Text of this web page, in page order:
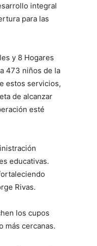
integral
para las
y 8 Hogares
473 niños de la
estos servicios,
de alcanzar
esté
educativas.
Rivas.
los cupos
más cercanas.